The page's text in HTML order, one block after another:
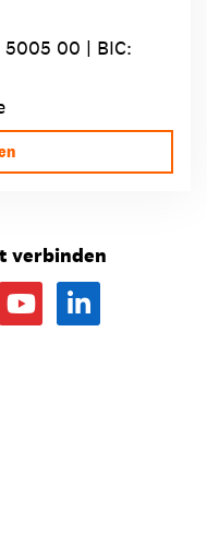
5005 00 | BIC:
verbinden